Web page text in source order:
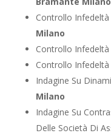
Controllo
Milano
Controllo Infedeltà
Controllo Infedeltà
Indagine Su
Milano
Indagine Su
Delle Società Di